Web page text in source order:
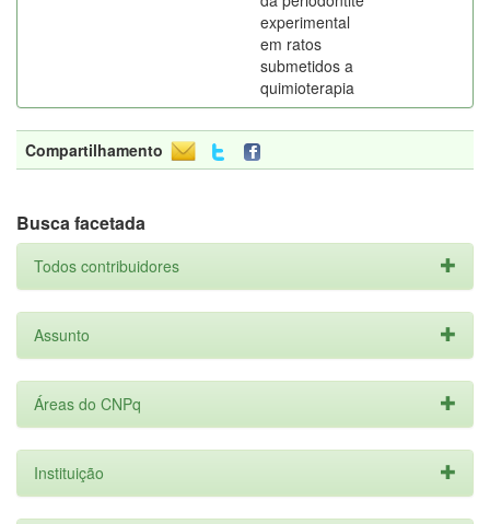
experimental
em ratos
submetidos a
quimioterapia
Compartilhamento
Busca facetada
Todos contribuidores
Assunto
Áreas do CNPq
Instituição